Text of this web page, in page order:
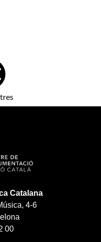
Catalana
4-6
00